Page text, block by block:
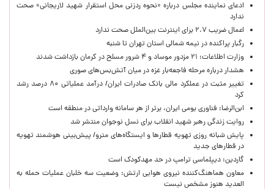
ادعای نماینده مجلس درباره «نحوه ردزنی محل استقرار شهید لاریجانی» صحت
ندارد
اعمال ضریب ۲.۷ برای اینترنت بین‌الملل صحت ندارد
رگبار پراکنده در نیمه شمالی استان تهران تا شنبه
وزارت اطلاعات: ۲۱ مزدور موساد و ۴ شرور مسلح در کرمان بازداشت شدند
هشدار درباره مرحله فاجعه‌بار غزه در میان آتش‌بس‌های صوری
تغییر مثبت در عملکرد مالی بانک صادرات ایران/ درآمد عملیاتی ۸۰ درصد رشد
کرد
ابن‌الرضا: فناوری بومی ایران، برتر از هر سامانه وارداتی در منطقه است
روایت زندگی رهبر شهید انقلاب برای نسل نوجوان منتشر شد
پایش شبانه روزی تهویه قطارها و ایستگاه‌های مترو/ پیش‌بینی هوشمند تهویه
در قطارهای جدید
گاردین: دیپلماسی ترامپ در حد مهدکودک است
معاون هماهنگ‌کننده نیروی هوایی ارتش: وضعیت سه خلبان عملیات حمله به
العدید هنوز مشخص نیست